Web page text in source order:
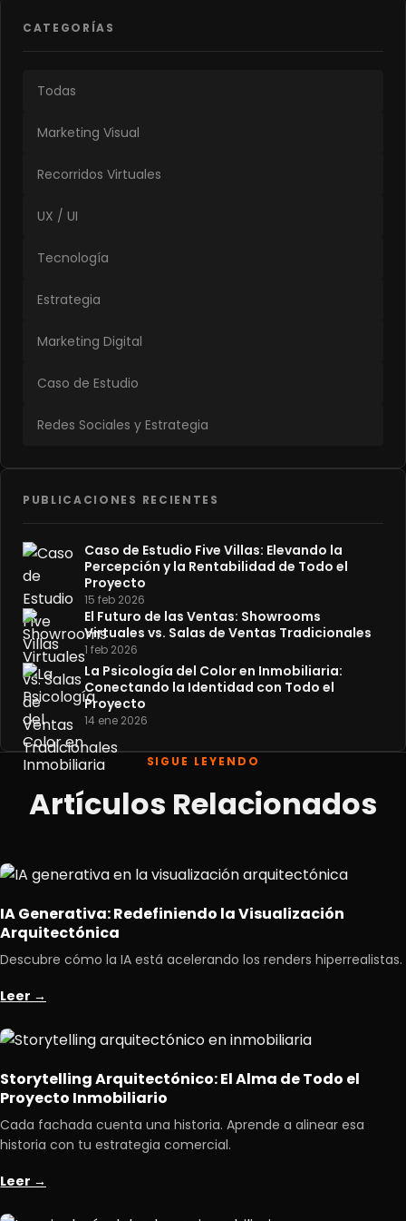
CATEGORÍAS
Todas
Marketing Visual
Recorridos Virtuales
UX / UI
Tecnología
Estrategia
Marketing Digital
Caso de Estudio
Redes Sociales y Estrategia
PUBLICACIONES RECIENTES
Caso de Estudio Five Villas: Elevando la
Percepción y la Rentabilidad de Todo el
Proyecto
15 feb 2026
El Futuro de las Ventas: Showrooms
Virtuales vs. Salas de Ventas Tradicionales
1 feb 2026
La Psicología del Color en Inmobiliaria:
Conectando la Identidad con Todo el
Proyecto
14 ene 2026
SIGUE LEYENDO
Artículos Relacionados
IA Generativa: Redefiniendo la Visualización
Arquitectónica
Descubre cómo la IA está acelerando los renders hiperrealistas.
Leer →
Storytelling Arquitectónico: El Alma de Todo el
Proyecto Inmobiliario
Cada fachada cuenta una historia. Aprende a alinear esa
historia con tu estrategia comercial.
Leer →